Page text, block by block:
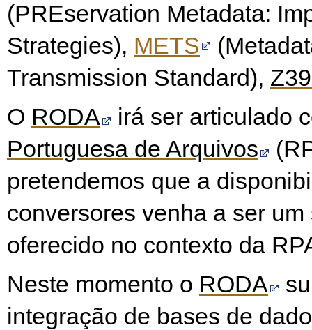
(PREservation Metadata:
Strategies), METS
Transmission Standard),
O RODA
irá ser articulado
Portuguesa de Arquivos
pretendemos que a
conversores venha a ser um
oferecido no contexto da
Neste momento o RODA
integração de bases de